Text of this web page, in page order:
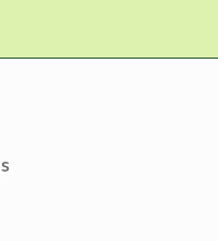
JOUW
TE